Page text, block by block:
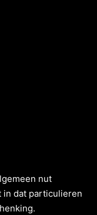
nut
in dat particulieren